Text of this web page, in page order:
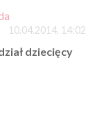
10.04.2014, 14:02
dziecięcy